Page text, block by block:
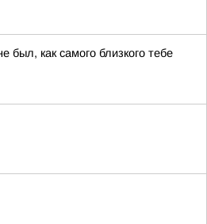
как самого близкого тебе